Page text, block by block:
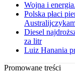
Wojna i
Polska płaci
Diesel
za litr
Luiz Hanania
Promowane treści